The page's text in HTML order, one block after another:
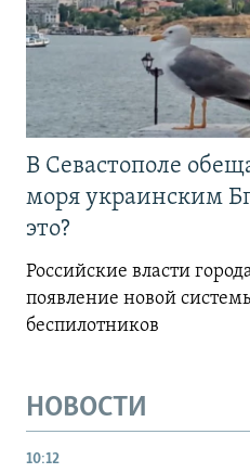
В Севастополе
моря украинским
это?
Российские власти
появление новой
беспилотников
НОВОСТИ
10:12